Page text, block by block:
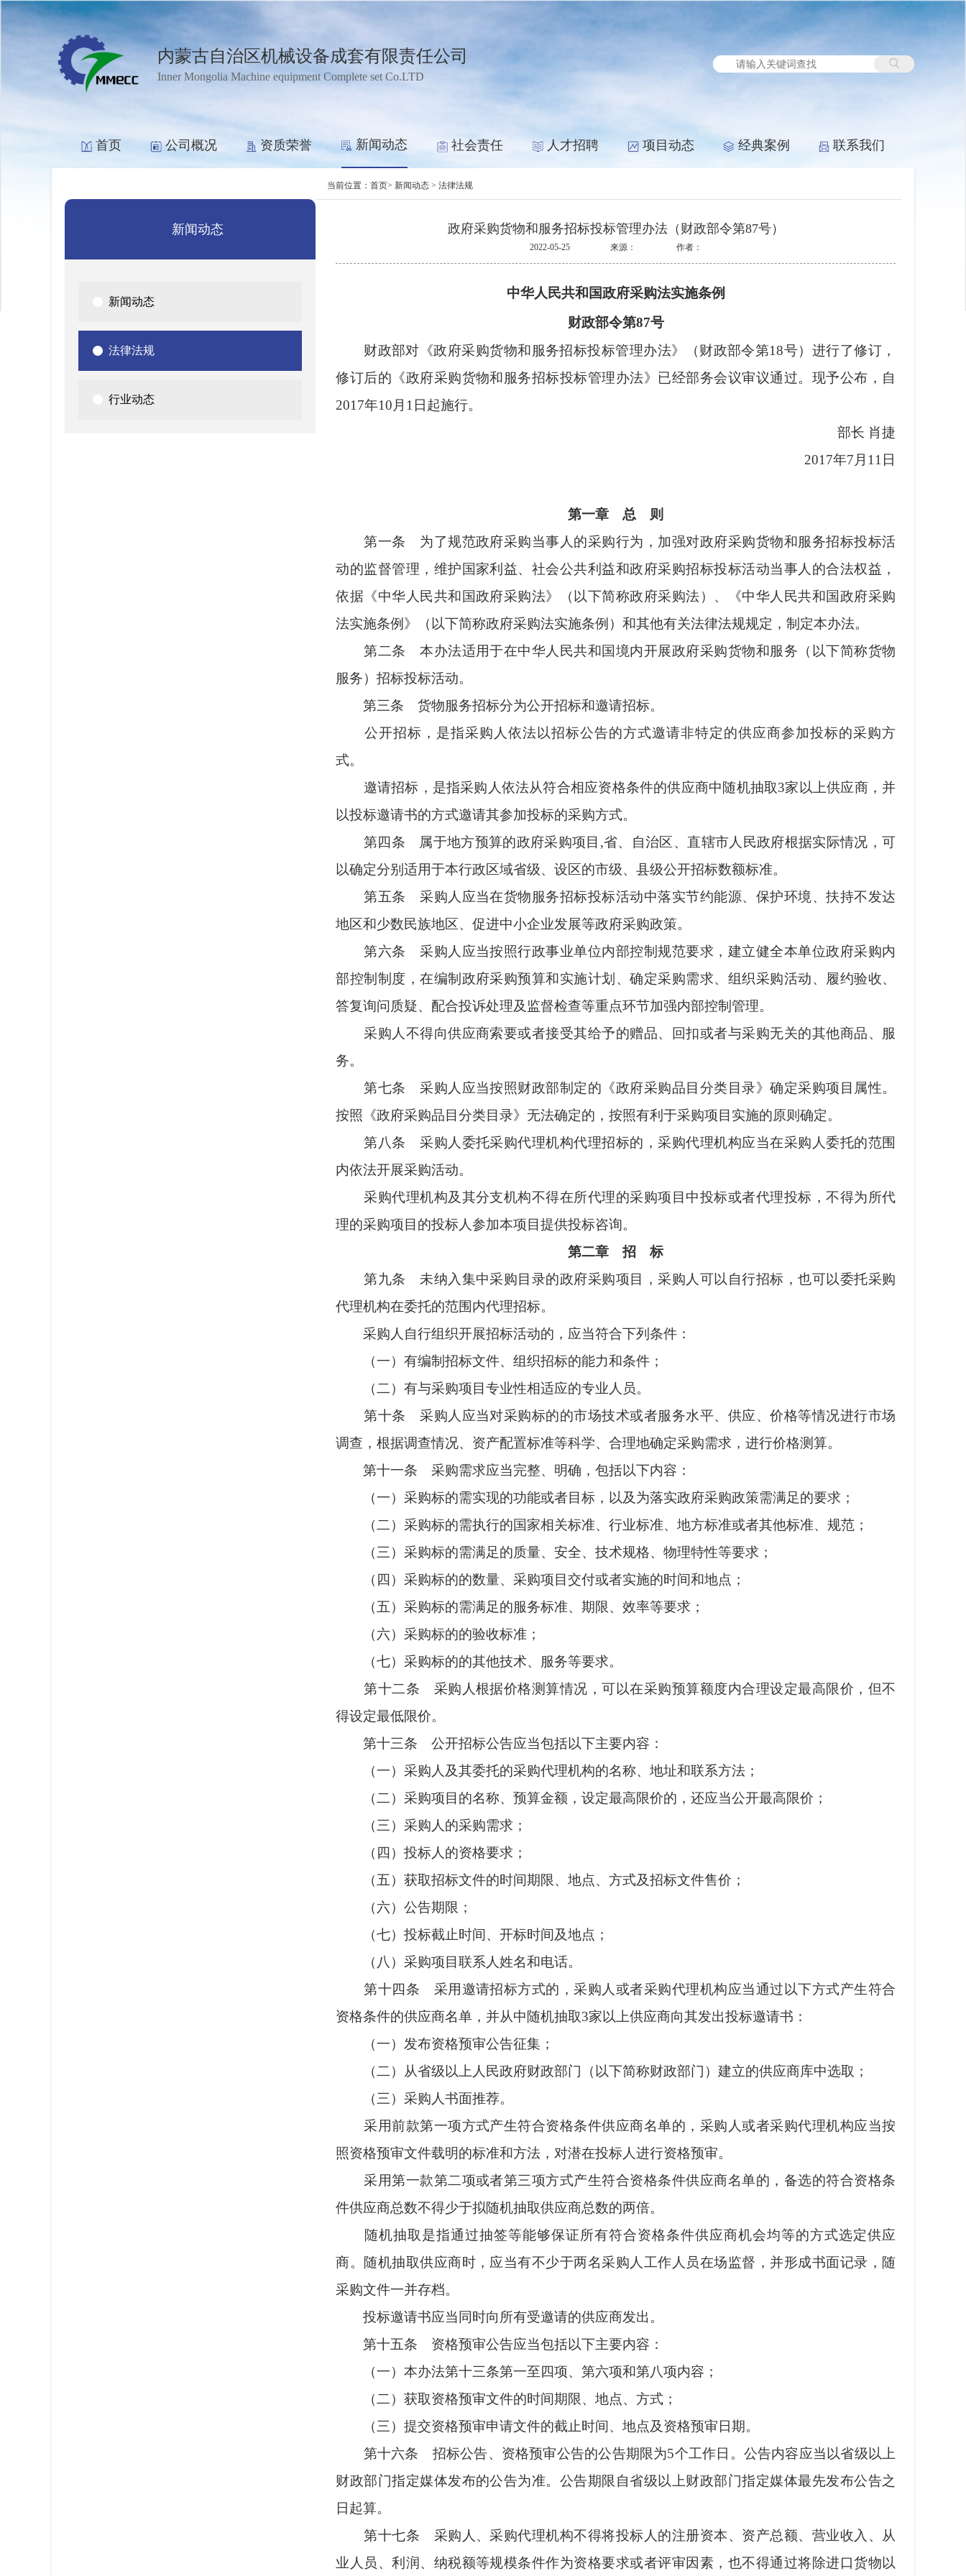
内蒙古自治区机械设备成套有限责任公司
Inner Mongolia Machine equipment Complete set Co.LTD
首页 公司概况 资质荣誉 新闻动态 社会责任 人才招聘 项目动态 经典案例 联系我们
新闻动态
新闻动态
法律法规
行业动态
当前位置：首页> 新闻动态 > 法律法规
政府采购货物和服务招标投标管理办法（财政部令第87号）
2022-05-25 来源： 作者：
中华人民共和国政府采购法实施条例
财政部令第87号
财政部对《政府采购货物和服务招标投标管理办法》（财政部令第18号）进行了修订，
修订后的《政府采购货物和服务招标投标管理办法》已经部务会议审议通过。现予公布，自
2017年10月1日起施行。
部长 肖捷
2017年7月11日
第一章 总 则
第一条 为了规范政府采购当事人的采购行为，加强对政府采购货物和服务招标投标活
动的监督管理，维护国家利益、社会公共利益和政府采购招标投标活动当事人的合法权益，
依据《中华人民共和国政府采购法》（以下简称政府采购法）、《中华人民共和国政府采购
法实施条例》（以下简称政府采购法实施条例）和其他有关法律法规规定，制定本办法。
第二条 本办法适用于在中华人民共和国境内开展政府采购货物和服务（以下简称货物
服务）招标投标活动。
第三条 货物服务招标分为公开招标和邀请招标。
公开招标，是指采购人依法以招标公告的方式邀请非特定的供应商参加投标的采购方
式。
邀请招标，是指采购人依法从符合相应资格条件的供应商中随机抽取3家以上供应商，并
以投标邀请书的方式邀请其参加投标的采购方式。
第四条 属于地方预算的政府采购项目 ,省、自治区、直辖市人民政府根据实际情况，可
以确定分别适用于本行政区域省级、设区的市级、县级公开招标数额标准。
第五条 采购人应当在货物服务招标投标活动中落实节约能源、保护环境、扶持不发达
地区和少数民族地区、促进中小企业发展等政府采购政策。
第六条 采购人应当按照行政事业单位内部控制规范要求，建立健全本单位政府采购内
部控制制度，在编制政府采购预算和实施计划、确定采购需求、组织采购活动、履约验收、
答复询问质疑、配合投诉处理及监督检查等重点环节加强内部控制管理。
采购人不得向供应商索要或者接受其给予的赠品、回扣或者与采购无关的其他商品、服
务。
第七条 采购人应当按照财政部制定的《政府采购品目分类目录》确定采购项目属性。
按照《政府采购品目分类目录》无法确定的，按照有利于采购项目实施的原则确定。
第八条 采购人委托采购代理机构代理招标的，采购代理机构应当在采购人委托的范围
内依法开展采购活动。
采购代理机构及其分支机构不得在所代理的采购项目中投标或者代理投标，不得为所代
理的采购项目的投标人参加本项目提供投标咨询。
第二章 招 标
第九条 未纳入集中采购目录的政府采购项目，采购人可以自行招标，也可以委托采购
代理机构在委托的范围内代理招标。
采购人自行组织开展招标活动的，应当符合下列条件：
（一）有编制招标文件、组织招标的能力和条件；
（二）有与采购项目专业性相适应的专业人员。
第十条 采购人应当对采购标的的市场技术或者服务水平、供应、价格等情况进行市场
调查，根据调查情况、资产配置标准等科学、合理地确定采购需求，进行价格测算。
第十一条 采购需求应当完整、明确，包括以下内容：
（一）采购标的需实现的功能或者目标，以及为落实政府采购政策需满足的要求；
（二）采购标的需执行的国家相关标准、行业标准、地方标准或者其他标准、规范；
（三）采购标的需满足的质量、安全、技术规格、物理特性等要求；
（四）采购标的的数量、采购项目交付或者实施的时间和地点；
（五）采购标的需满足的服务标准、期限、效率等要求；
（六）采购标的的验收标准；
（七）采购标的的其他技术、服务等要求。
第十二条 采购人根据价格测算情况，可以在采购预算额度内合理设定最高限价，但不
得设定最低限价。
第十三条 公开招标公告应当包括以下主要内容：
（一）采购人及其委托的采购代理机构的名称、地址和联系方法；
（二）采购项目的名称、预算金额，设定最高限价的，还应当公开最高限价；
（三）采购人的采购需求；
（四）投标人的资格要求；
（五）获取招标文件的时间期限、地点、方式及招标文件售价；
（六）公告期限；
（七）投标截止时间、开标时间及地点；
（八）采购项目联系人姓名和电话。
第十四条 采用邀请招标方式的，采购人或者采购代理机构应当通过以下方式产生符合
资格条件的供应商名单，并从中随机抽取3家以上供应商向其发出投标邀请书：
（一）发布资格预审公告征集；
（二）从省级以上人民政府财政部门（以下简称财政部门）建立的供应商库中选取；
（三）采购人书面推荐。
采用前款第一项方式产生符合资格条件供应商名单的，采购人或者采购代理机构应当按
照资格预审文件载明的标准和方法，对潜在投标人进行资格预审。
采用第一款第二项或者第三项方式产生符合资格条件供应商名单的，备选的符合资格条
件供应商总数不得少于拟随机抽取供应商总数的两倍。
随机抽取是指通过抽签等能够保证所有符合资格条件供应商机会均等的方式选定供应
商。随机抽取供应商时，应当有不少于两名采购人工作人员在场监督，并形成书面记录，随
采购文件一并存档。
投标邀请书应当同时向所有受邀请的供应商发出。
第十五条 资格预审公告应当包括以下主要内容：
（一）本办法第十三条第一至四项、第六项和第八项内容；
（二）获取资格预审文件的时间期限、地点、方式；
（三）提交资格预审申请文件的截止时间、地点及资格预审日期。
第十六条 招标公告、资格预审公告的公告期限为5个工作日。公告内容应当以省级以上
财政部门指定媒体发布的公告为准。公告期限自省级以上财政部门指定媒体最先发布公告之
日起算。
第十七条 采购人、采购代理机构不得将投标人的注册资本、资产总额、营业收入、从
业人员、利润、纳税额等规模条件作为资格要求或者评审因素，也不得通过将除进口货物以